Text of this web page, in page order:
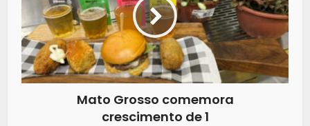
Mato Grosso comemora
crescimento de 1